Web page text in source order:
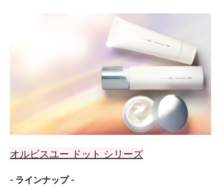
オルビスユー ドット シリーズ
- ラインナップ -